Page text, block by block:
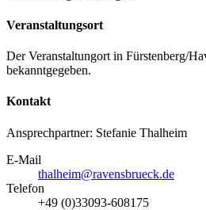
Veranstaltungsort
Der Veranstaltungort in Fürstenberg/
bekanntgegeben.
Kontakt
Ansprechpartner: Stefanie Thalheim
E-Mail
thalheim@ravensbrueck.de
Telefon
+49 (0)33093-608175